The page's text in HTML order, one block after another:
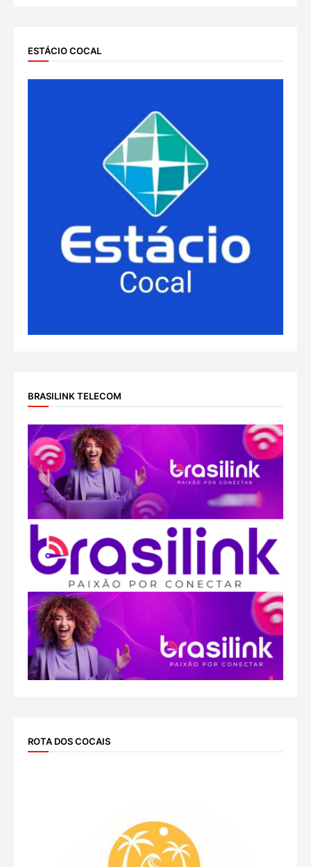
ESTÁCIO COCAL
BRASILINK TELECOM
ROTA DOS COCAIS